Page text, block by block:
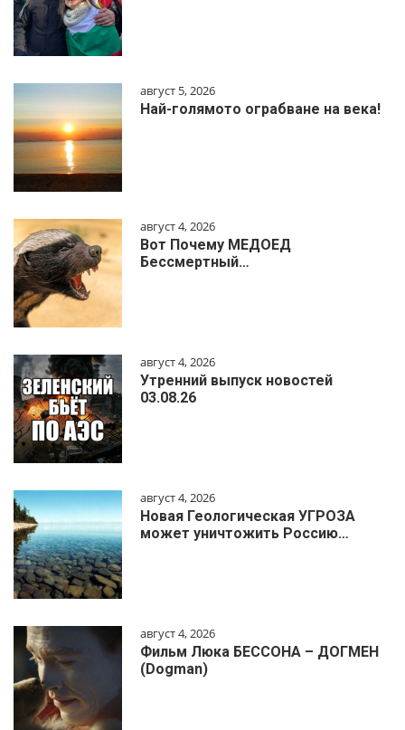
август 5, 2026
Най-голямото ограбване на века!
август 4, 2026
Вот Почему МЕДОЕД
Бессмертный…
август 4, 2026
Утренний выпуск новостей
03.08.26
август 4, 2026
Новая Геологическая УГРОЗА
может уничтожить Россию…
август 4, 2026
Фильм Люка БЕССОНА – ДОГМЕН
(Dogman)